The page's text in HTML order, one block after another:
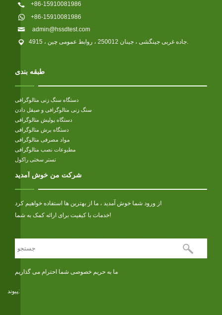
+86-15910081986
+86-15910081986
admin@hssdtest.com
4915 ، جاده غربی جینگشی ، جینان 250012 ، روابط عمومی چین.
طبقه بندی
دستگاه سنگ زنی متالوگرافی
سنگ زنی متالوگرافی و صیقل دادن
دستگاه پولیش متالوگرافی
دستگاه برش متالوگرافی
مواد مصرفی متالوگرافی
مطبوعات نصب متالوگرافی
تستر سختی راکول
شرکت من خوش آمدید
از ورود شما خوش آمدید ، ما از بهترین ها استفاده خواهیم کرد
خدمات با کیفیت برای ارائه کمک به شما!
ما به حریم خصوصی شما احترام می گذاریم
پیوند: